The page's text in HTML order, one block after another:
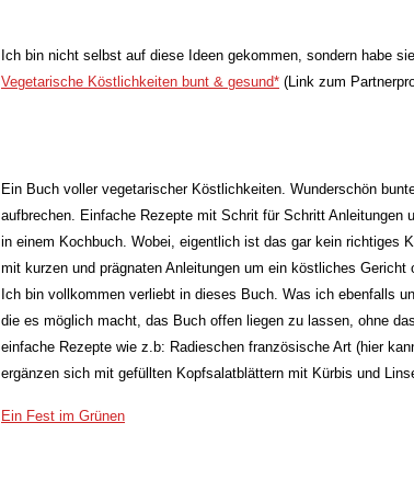
Ich bin nicht selbst auf diese Ideen gekommen, sondern habe
Vegetarische Köstlichkeiten bunt & gesund* (Link zum
Ein Buch voller vegetarischer Köstlichkeiten. Wunderschön
aufbrechen. Einfache Rezepte mit Schrit für Schritt Anleitungen
in einem Kochbuch. Wobei, eigentlich ist das gar kein richtiges
mit kurzen und prägnaten Anleitungen um ein köstliches
Ich bin vollkommen verliebt in dieses Buch. Was ich ebenfalls
die es möglich macht, das Buch offen liegen zu lassen, ohne
einfache Rezepte wie z.b: Radieschen französische Art (hier
ergänzen sich mit gefüllten Kopfsalatblättern mit Kürbis und
Ein Fest im Grünen